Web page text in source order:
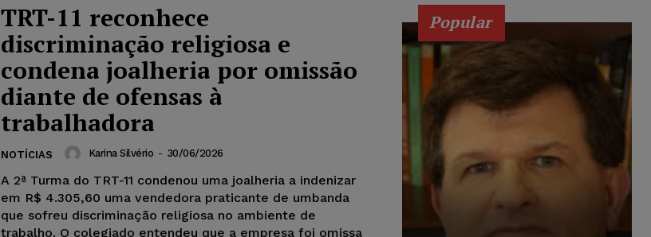
TRT-11 reconhece
discriminação religiosa e
condena joalheria por omissão
diante de ofensas à
trabalhadora
NOTÍCIAS Karina Silvério - 30/06/2026
A 2ª Turma do TRT-11 condenou uma joalheria a indenizar
em R$ 4.305,60 uma vendedora praticante de umbanda
que sofreu discriminação religiosa no ambiente de
trabalho. O colegiado entendeu que a empresa foi omissa
Popular